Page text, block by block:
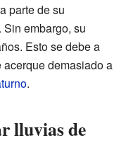
parte de su
embargo, su
Esto se debe a
demasiado a
.
lluvias de